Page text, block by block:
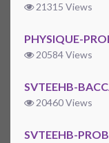
21315 Views
PHYSIQUE-
20584 Views
SVTEEHB-
20460 Views
SVTEEHB-